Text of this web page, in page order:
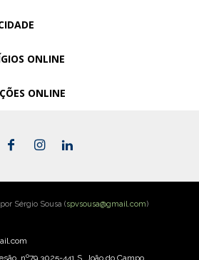
ONLINE
ONLINE
Sérgio Sousa (spvsousa@gmail.com)
nº79 3025-441 S. João do Campo